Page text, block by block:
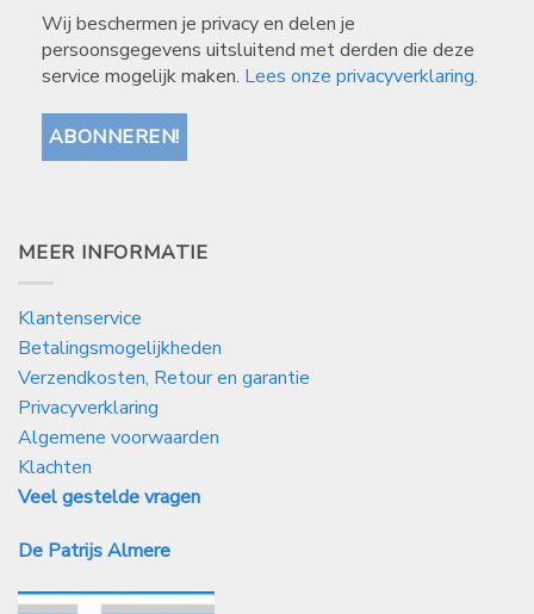
Wij beschermen je privacy en delen je
persoonsgegevens uitsluitend met derden die deze
service mogelijk maken. Lees onze privacyverklaring.
MEER INFORMATIE
Klantenservice
Betalingsmogelijkheden
Verzendkosten, Retour en garantie
Privacyverklaring
Algemene voorwaarden
Klachten
Veel gestelde vragen
De Patrijs Almere